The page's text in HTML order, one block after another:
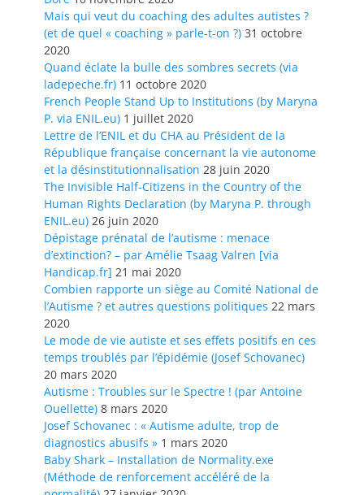
Mais qui veut du coaching des adultes autistes ?
(et de quel « coaching » parle-t-on ?) 31 octobre
2020
Quand éclate la bulle des sombres secrets (via
ladepeche.fr) 11 octobre 2020
French People Stand Up to Institutions (by Maryna
P. via ENIL.eu) 1 juillet 2020
Lettre de l’ENIL et du CHA au Président de la
République française concernant la vie autonome
et la désinstitutionnalisation 28 juin 2020
The Invisible Half-Citizens in the Country of the
Human Rights Declaration (by Maryna P. through
ENIL.eu) 26 juin 2020
Dépistage prénatal de l’autisme : menace
d’extinction? – par Amélie Tsaag Valren [via
Handicap.fr] 21 mai 2020
Combien rapporte un siège au Comité National de
l’Autisme ? et autres questions politiques 22 mars
2020
Le mode de vie autiste et ses effets positifs en ces
temps troublés par l’épidémie (Josef Schovanec)
20 mars 2020
Autisme : Troubles sur le Spectre ! (par Antoine
Ouellette) 8 mars 2020
Josef Schovanec : « Autisme adulte, trop de
diagnostics abusifs » 1 mars 2020
Baby Shark – Installation de Normality.exe
(Méthode de renforcement accéléré de la